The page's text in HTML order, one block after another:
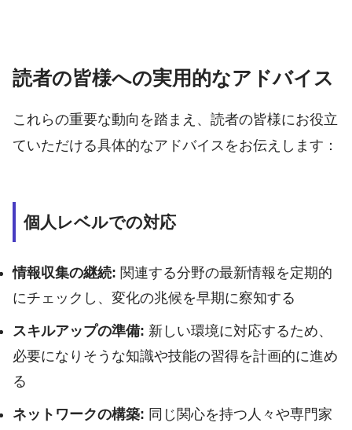
読者の皆様への実用的なアドバイス
これらの重要な動向を踏まえ、読者の皆様にお役立
ていただける具体的なアドバイスをお伝えします：
個人レベルでの対応
情報収集の継続: 関連する分野の最新情報を定期的
にチェックし、変化の兆候を早期に察知する
スキルアップの準備: 新しい環境に対応するため、
必要になりそうな知識や技能の習得を計画的に進め
る
ネットワークの構築: 同じ関心を持つ人々や専門家